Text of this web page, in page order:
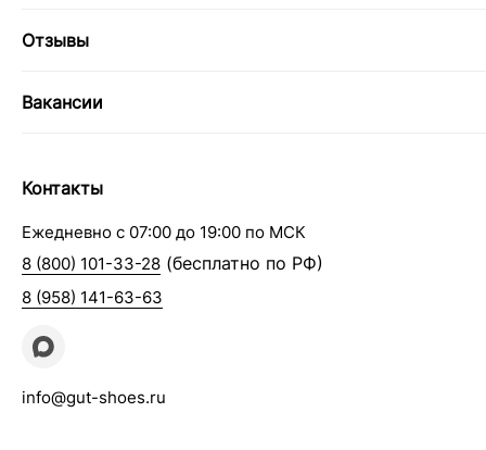
Отзывы
Вакансии
Контакты
Ежедневно с 07:00 до 19:00 по МСК
8 (800) 101-33-28 (бесплатно по РФ)
8 (958) 141-63-63
info@gut-shoes.ru